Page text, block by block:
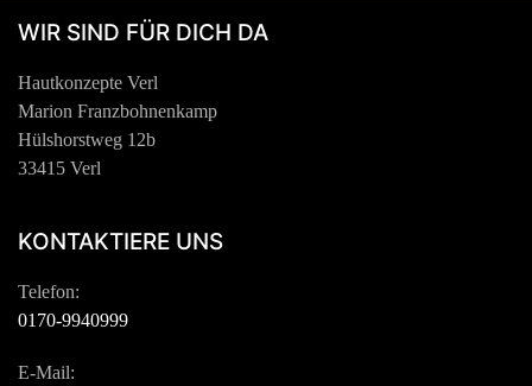
WIR SIND FÜR DICH DA
Hautkonzepte Verl
Marion Franzbohnenkamp
Hülshorstweg 12b
33415 Verl
KONTAKTIERE UNS
Telefon:
0170-9940999
E-Mail: